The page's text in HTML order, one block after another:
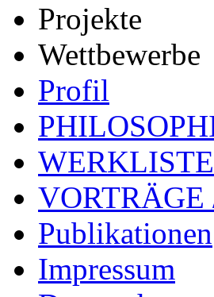
Projekte
Wettbewerbe
Profil
WERKLISTE
Publikationen
Impressum